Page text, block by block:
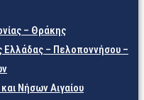
– Θράκης
Ελλάδας – Πελοποννήσου –
Νήσων Αιγαίου